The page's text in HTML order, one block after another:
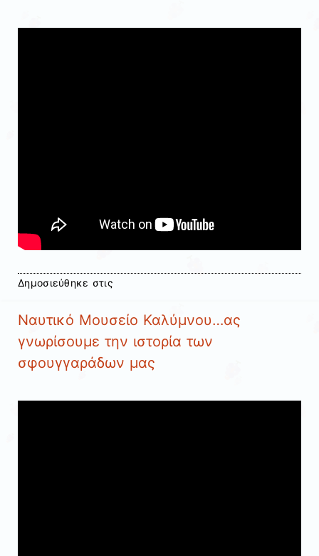
Δημοσιεύθηκε στις
Ναυτικό Μουσείο Καλύμνου…ας
γνωρίσουμε την ιστορία των
σφουγγαράδων μας